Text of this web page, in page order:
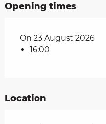
Opening times
On 23 August 2026
16:00
Location